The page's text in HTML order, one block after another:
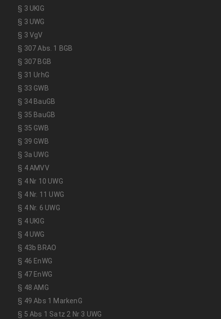
§ 3 UKlG
§ 3 UWG
§ 3 VgV
§ 307 Abs. 1 BGB
§ 307 BGB
§ 31 UrhG
§ 33 GWB
§ 34 BauGB
§ 35 BauGB
§ 35 GWB
§ 39 GWB
§ 3a UWG
§ 4 AMVV
§ 4 Nr 10 UWG
§ 4 Nr. 11 UWG
§ 4 Nr. 6 UWG
§ 4 UKlG
§ 4 UWG
§ 43b BRAO
§ 46 EnWG
§ 47 EnWG
§ 48 AMG
§ 49 Abs 1 MarkenG
§ 5 Abs 1 Satz 2 Nr 3 UWG